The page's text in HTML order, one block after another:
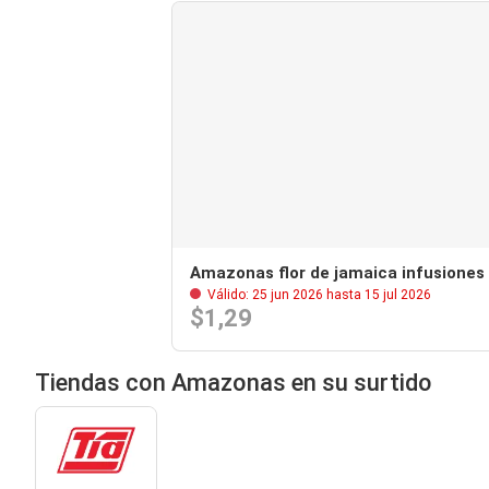
Amazonas flor de jamaica infusiones
Válido: 25 jun 2026 hasta 15 jul 2026
$1,29
Tiendas con Amazonas en su surtido